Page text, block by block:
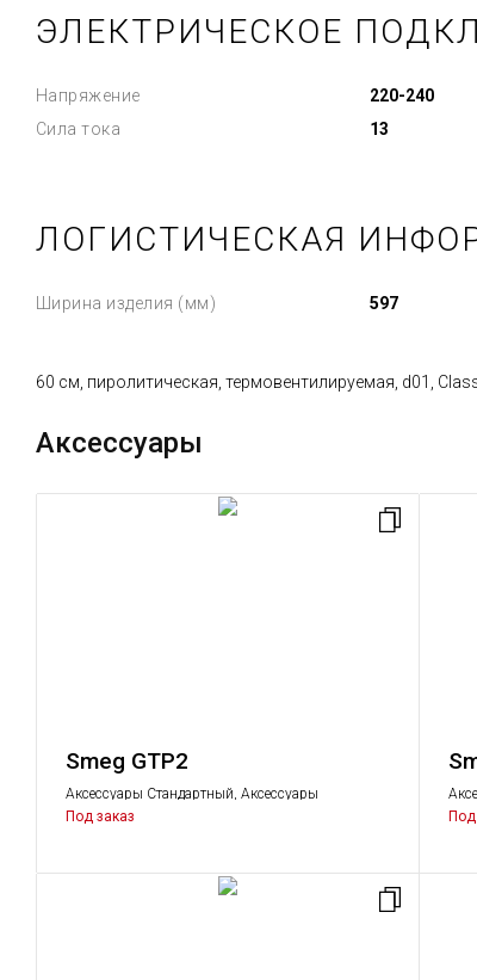
ЭЛЕКТРИЧЕСКОЕ
Напряжение
220-240
Сила тока
13
ЛОГИСТИЧЕСКАЯ
Ширина изделия (мм) 597
60 см, пиролитическая, термовентилируемая, d01,
Аксессуары
Smeg GTP2
Аксессуары Стандартный, Аксессуары
Под заказ
Под